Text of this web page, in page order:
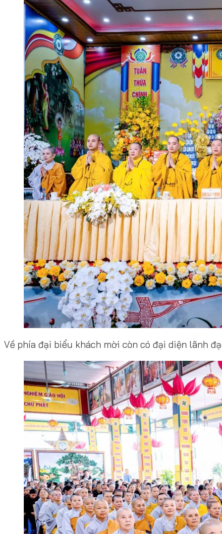
Về phía đại biểu khách mời còn có đại diện lãnh